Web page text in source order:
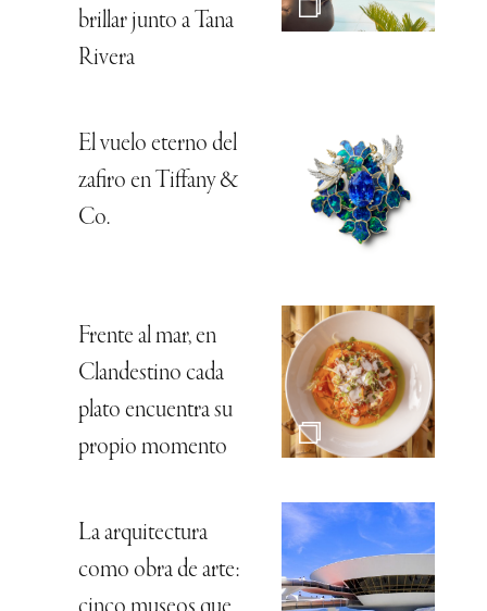
brillar junto a Tana
Rivera
El vuelo eterno del
zafiro en Tiffany &
Co.
Frente al mar, en
Clandestino cada
plato encuentra su
propio momento
La arquitectura
como obra de arte: